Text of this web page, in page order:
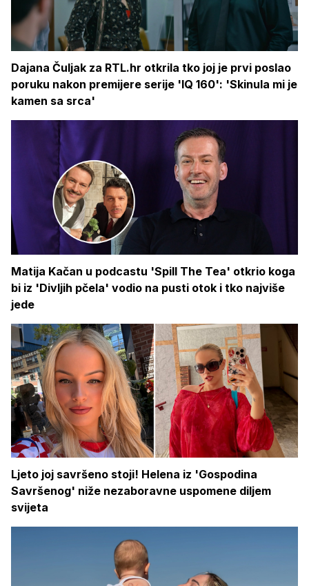
Dajana Čuljak za RTL.hr otkrila tko joj je prvi poslao
poruku nakon premijere serije 'IQ 160': 'Skinula mi je
kamen sa srca'
Matija Kačan u podcastu 'Spill The Tea' otkrio koga
bi iz 'Divljih pčela' vodio na pusti otok i tko najviše
jede
Ljeto joj savršeno stoji! Helena iz 'Gospodina
Savršenog' niže nezaboravne uspomene diljem
svijeta